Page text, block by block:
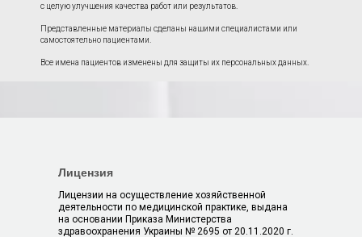
с целую улучшения качества работ или результатов.
Представленные материалы сделаны нашими специалистами или
самостоятельно пациентами.
Все имена пациентов изменены для защиты их персональных данных.
Лицензия
Лицензии на осуществление хозяйственной
деятельности по медицинской практике, выдана
на основании Приказа Министерства
здравоохранения Украины № 2695 от 20.11.2020 г.